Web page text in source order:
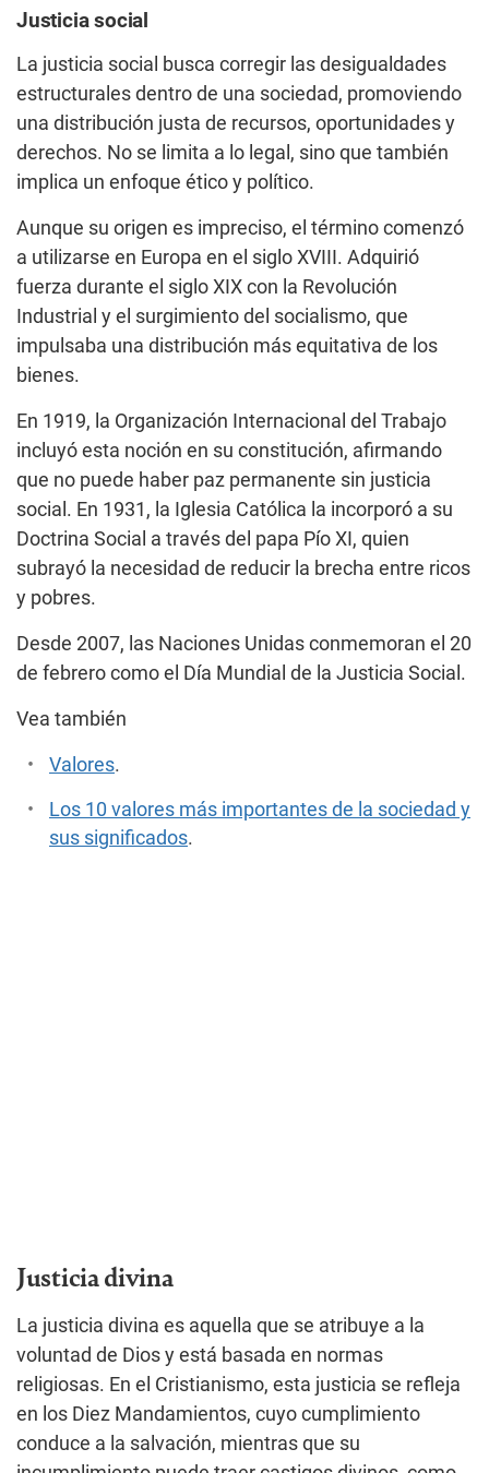
Justicia social
La justicia social busca corregir las desigualdades
estructurales dentro de una sociedad, promoviendo
una distribución justa de recursos, oportunidades y
derechos. No se limita a lo legal, sino que también
implica un enfoque ético y político.
Aunque su origen es impreciso, el término comenzó
a utilizarse en Europa en el siglo XVIII. Adquirió
fuerza durante el siglo XIX con la Revolución
Industrial y el surgimiento del socialismo, que
impulsaba una distribución más equitativa de los
bienes.
En 1919, la Organización Internacional del Trabajo
incluyó esta noción en su constitución, afirmando
que no puede haber paz permanente sin justicia
social. En 1931, la Iglesia Católica la incorporó a su
Doctrina Social a través del papa Pío XI, quien
subrayó la necesidad de reducir la brecha entre ricos
y pobres.
Desde 2007, las Naciones Unidas conmemoran el 20
de febrero como el Día Mundial de la Justicia Social.
Vea también
Valores.
Los 10 valores más importantes de la sociedad y
sus significados.
Justicia divina
La justicia divina es aquella que se atribuye a la
voluntad de Dios y está basada en normas
religiosas. En el Cristianismo, esta justicia se refleja
en los Diez Mandamientos, cuyo cumplimiento
conduce a la salvación, mientras que su